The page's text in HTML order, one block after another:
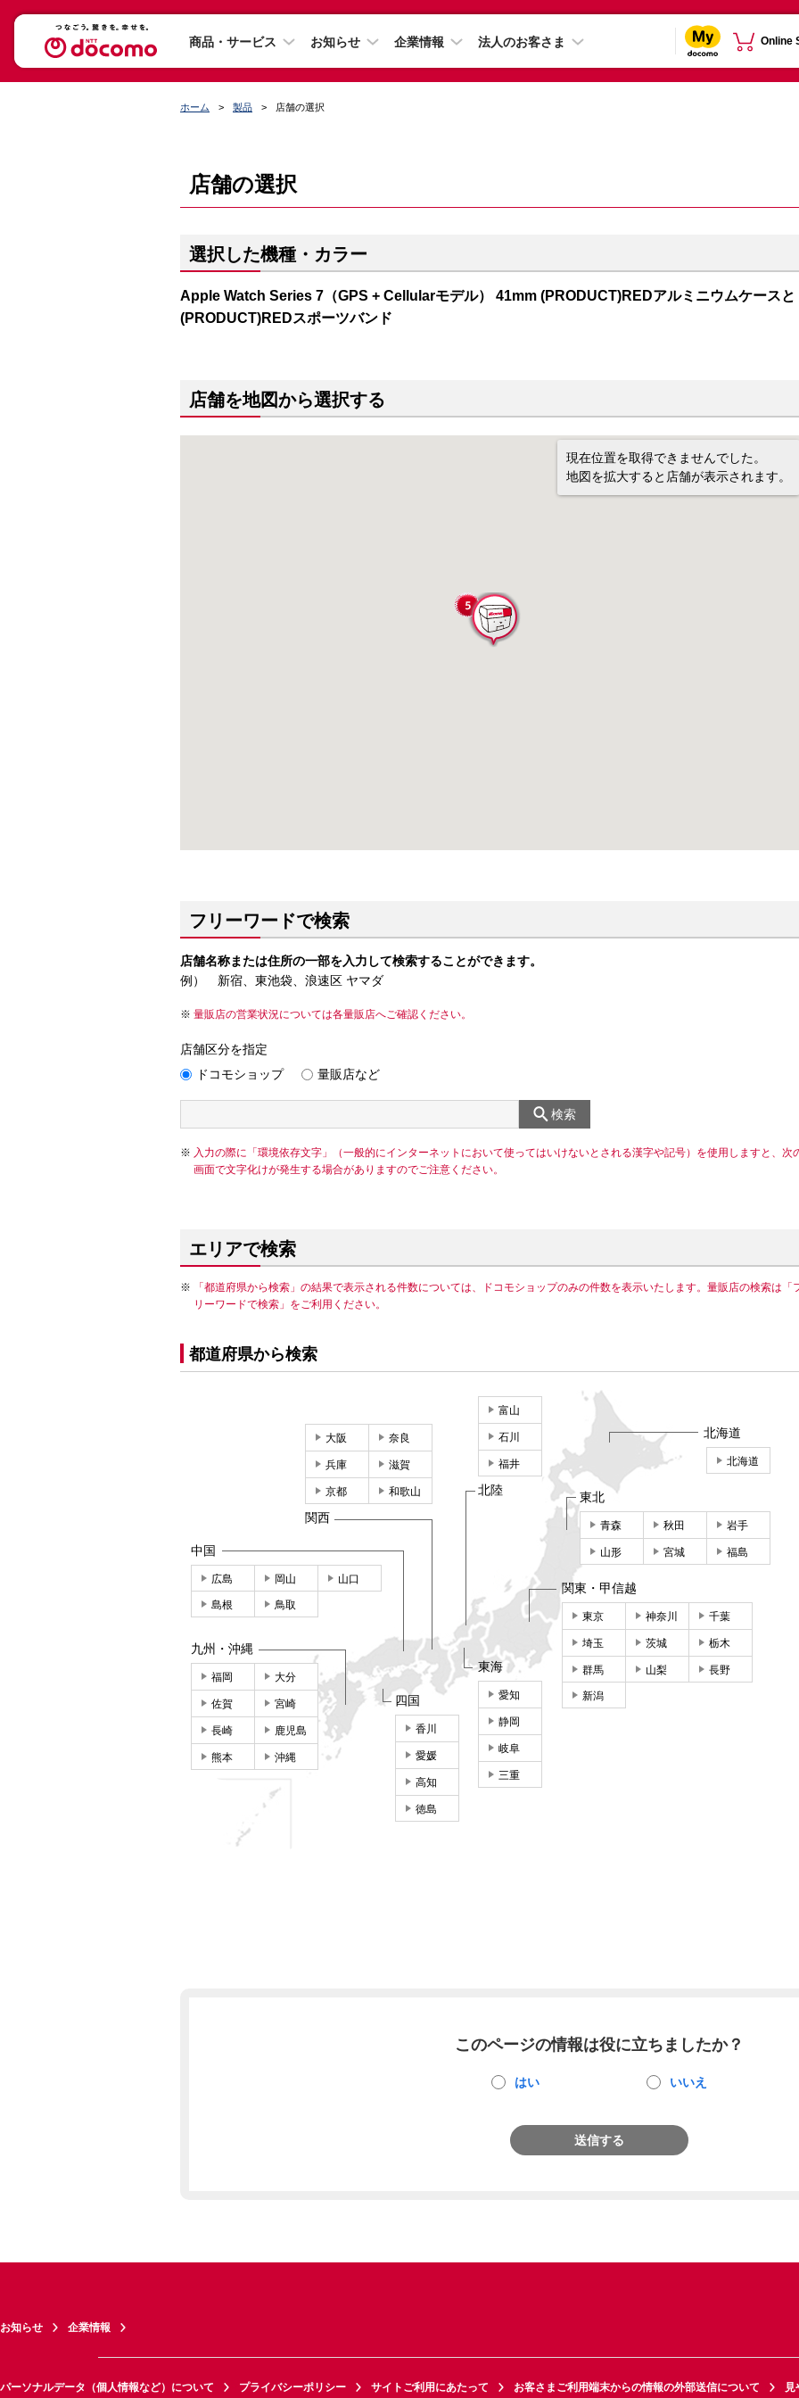
商品・サービス お知らせ 企業情報 法人のお客さま Online
ホーム 製品 店舗の選択
店舗の選択
選択した機種・カラー
Apple Watch Series 7（GPS + Cellularモデル） 41mm (PRODUCT)REDアルミニウムケースと
(PRODUCT)REDスポーツバンド
店舗を地図から選択する
現在位置を取得できませんでした。
地図を拡大すると店舗が表示されます。
フリーワードで検索
店舗名称または住所の一部を入力して検索することができます。
例） 新宿、東池袋、浪速区 ヤマダ
量販店の営業状況については各量販店へご確認ください。
店舗区分を指定
ドコモショップ
量販店など
検索
入力の際に「環境依存文字」（一般的にインターネットにおいて使ってはいけないとされる漢字や記号）を使用しますと、次
画面で文字化けが発生する場合がありますのでご注意ください。
エリアで検索
「都道府県から検索」の結果で表示される件数については、ドコモショップのみの件数を表示いたします。量販店の検索は「
リーワードで検索」をご利用ください。
都道府県から検索
北海道
北海道
東北
青森 秋田 岩手
山形 宮城 福島
関東・甲信越
東京 神奈川 千葉
埼玉 茨城 栃木
群馬 山梨 長野
新潟
東海
愛知
静岡
岐阜
三重
富山
石川
福井
北陸
大阪 奈良
兵庫 滋賀
京都 和歌山
関西
中国
広島 岡山 山口
島根 鳥取
四国
香川
愛媛
高知
徳島
九州・沖縄
福岡 大分
佐賀 宮崎
長崎 鹿児島
熊本 沖縄
このページの情報は役に立ちましたか？
はい いいえ
送信する
お知らせ 企業情報
パーソナルデータ（個人情報など）について プライバシーポリシー サイトご利用にあたって お客さまご利用端末からの情報の外部送信について 見